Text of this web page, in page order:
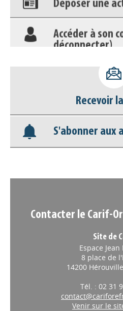
Accéder à son
déconnecter)
Nos veilles
Appels à
Recevoir
S'abonner aux
Contacter le Carif-
Site de
Espace
8 place de
14200
Tél. : 02 31
Venir sur le